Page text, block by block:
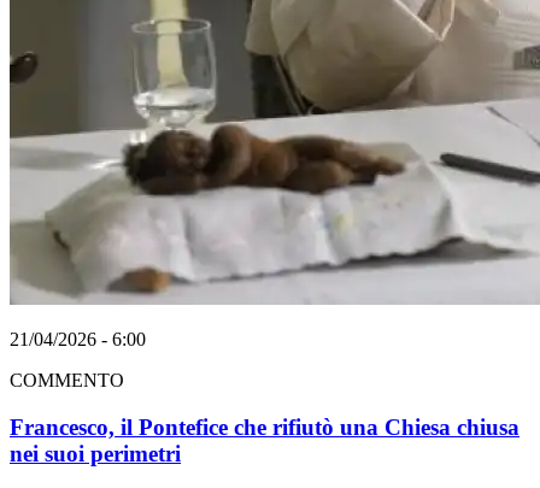
21/04/2026 - 6:00
COMMENTO
Francesco, il Pontefice che rifiutò una Chiesa chiusa
nei suoi perimetri